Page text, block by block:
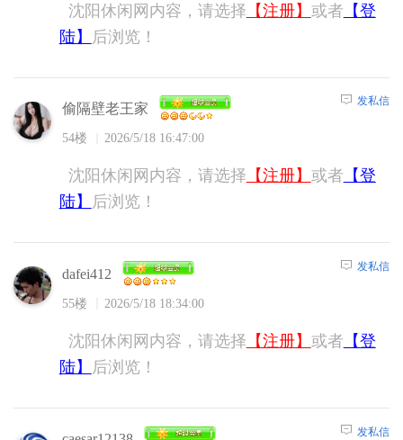
沈阳休闲网内容，请选择 【注册】 或者 【登
陆】
后浏览！
偷隔壁老王家
54楼 2026/5/18 16:47:00
发私信
沈阳休闲网内容，请选择 【注册】 或者 【登
陆】
后浏览！
dafei412
55楼 2026/5/18 18:34:00
发私信
沈阳休闲网内容，请选择 【注册】 或者 【登
陆】
后浏览！
发私信